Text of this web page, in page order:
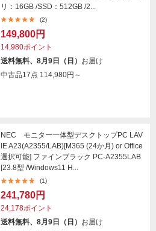
リ：16GB /SSD：512GB /2...
(2)
149,800円
14,980ポイント
送料無料、8月9日（日） お届け
中古品17点 114,980円～
NEC モニター一体型デスクトップPC LAV
IE A23(A2355/LAB)[M365 (24か月) or Office
選択可能] ファインブラック PC-A2355LAB
[23.8型 /Windows11 H...
(1)
241,780円
24,178ポイント
送料無料、8月9日（日） お届け